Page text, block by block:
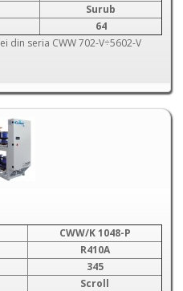
Surub
64
seria CWW 702-V÷5602-V
CWW/K 1048-P
R410A
345
Scroll